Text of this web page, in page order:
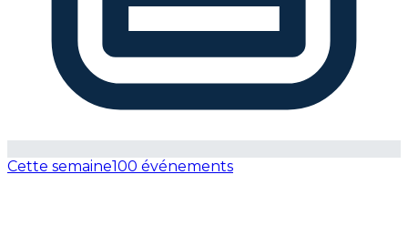
Cette semaine100 événements